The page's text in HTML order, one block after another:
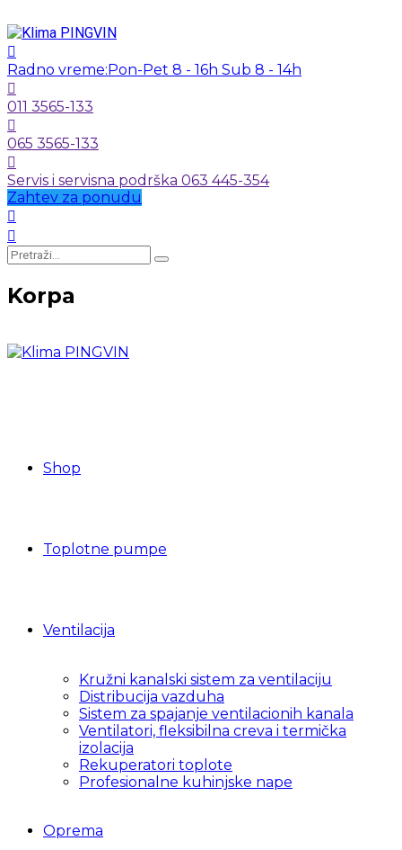
Radno vreme:Pon-Pet 8 - 16h Sub 8 - 14h
011 3565-133
065 3565-133
Servis i servisna podrška 063 445-354
Zahtev za ponudu
Korpa
Shop
Toplotne pumpe
Ventilacija
Kružni kanalski sistem za ventilaciju
Distribucija vazduha
Sistem za spajanje ventilacionih kanala
Ventilatori, fleksibilna creva i termička
izolacija
Rekuperatori toplote
Profesionalne kuhinjske nape
Oprema